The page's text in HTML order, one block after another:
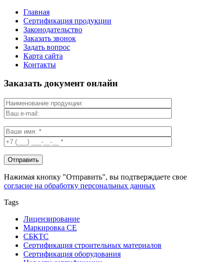
Главная
Сертификация продукции
Законодательство
Заказать звонок
Задать вопрос
Карта сайта
Контакты
Заказать документ онлайн
Нажимая кнопку "Отправить", вы подтверждаете свое
согласие на обработку персональных данных
Tags
Лицензирование
Маркировка СЕ
СБКТС
Сертификация строительных материалов
Сертификация оборудования